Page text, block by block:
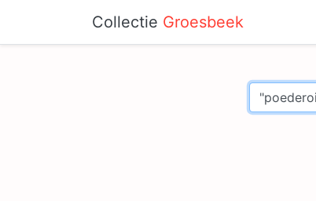
Collectie Groesbeek